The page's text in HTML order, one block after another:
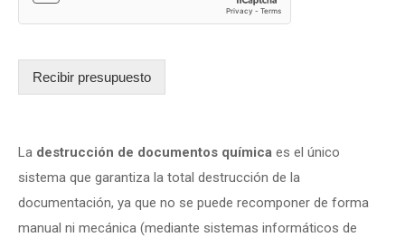
Recibir presupuesto
La destrucción de documentos química es el único
sistema que garantiza la total destrucción de la
documentación, ya que no se puede recomponer de forma
manual ni mecánica (mediante sistemas informáticos de